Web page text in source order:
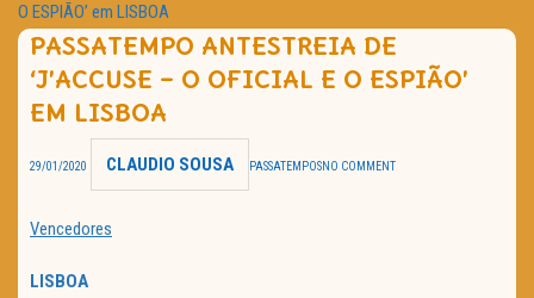
HOME CINEMA
NOTA PESSOAL
O ESPIÃO’ em LISBOA
PASSATEMPO ANTESTREIA DE
‘J’ACCUSE – O OFICIAL E O ESPIÃO’
EM LISBOA
29/01/2020 CLAUDIO SOUSA PASSATEMPOSNO COMMENT
Vencedores
LISBOA